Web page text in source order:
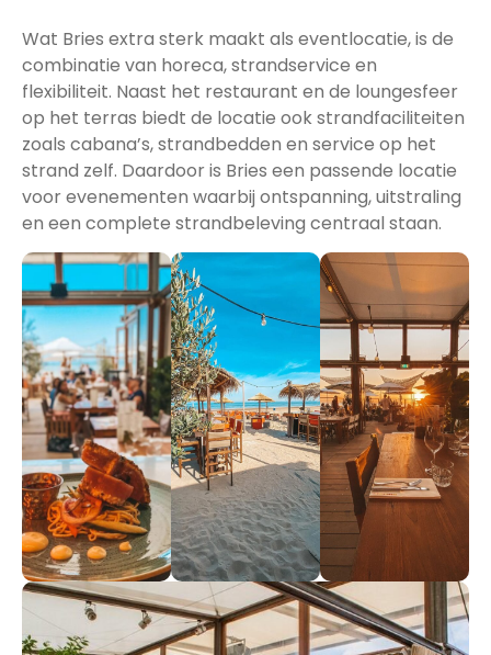
Wat Bries extra sterk maakt als eventlocatie, is de
combinatie van horeca, strandservice en
flexibiliteit. Naast het restaurant en de loungesfeer
op het terras biedt de locatie ook strandfaciliteiten
zoals cabana’s, strandbedden en service op het
strand zelf. Daardoor is Bries een passende locatie
voor evenementen waarbij ontspanning, uitstraling
en een complete strandbeleving centraal staan.